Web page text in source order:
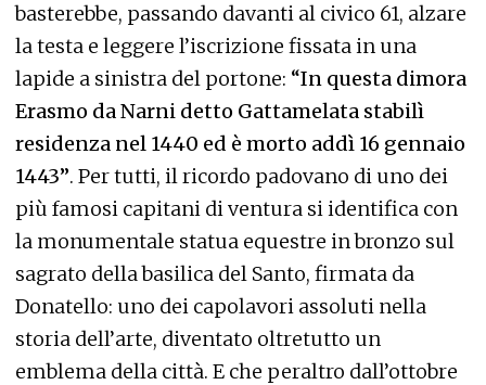
basterebbe, passando davanti al civico 61, alzare
la testa e leggere l’iscrizione fissata in una
lapide a sinistra del portone: “In questa dimora
Erasmo da Narni detto Gattamelata stabilì
residenza nel 1440 ed è morto addì 16 gennaio
1443”. Per tutti, il ricordo padovano di uno dei
più famosi capitani di ventura si identifica con
la monumentale statua equestre in bronzo sul
sagrato della basilica del Santo, firmata da
Donatello: uno dei capolavori assoluti nella
storia dell’arte, diventato oltretutto un
emblema della città. E che peraltro dall’ottobre